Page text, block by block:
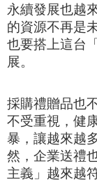
永續發展也越
的資源不再是
也要搭上這台
展。
採購禮贈品也
不受重視，健
暴，讓越來越
然，企業送禮
主義」越來越